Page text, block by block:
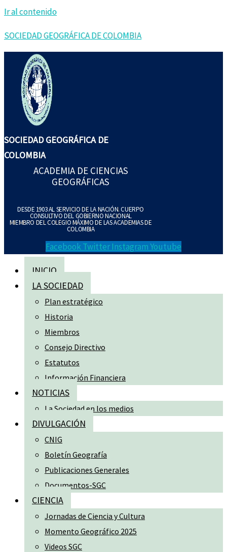
Ir al contenido
SOCIEDAD GEOGRÁFICA DE COLOMBIA
SOCIEDAD GEOGRÁFICA DE
COLOMBIA
ACADEMIA DE CIENCIAS
GEOGRÁFICAS
DESDE 1903 AL SERVICIO DE LA NACIÓN. CUERPO
CONSULTIVO DEL GOBIERNO NACIONAL
MIEMBRO DEL COLEGIO MÁXIMO DE LAS ACADEMIAS DE
COLOMBIA
Facebook Twitter InstagramYoutube
INICIO
LA SOCIEDAD
Plan estratégico
Historia
Miembros
Consejo Directivo
Estatutos
Información Financiera
NOTICIAS
La Sociedad en los medios
DIVULGACIÓN
CNIG
Boletín Geografía
Publicaciones Generales
Documentos-SGC
CIENCIA
Jornadas de Ciencia y Cultura
Momento Geográfico 2025
Videos SGC